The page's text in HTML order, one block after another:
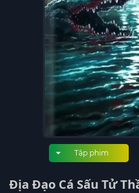
Tập phim
Địa Đạo Cá Sấu Tử